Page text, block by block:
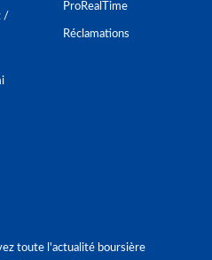
/
ProRealTime
Réclamations
toute l'actualité boursière